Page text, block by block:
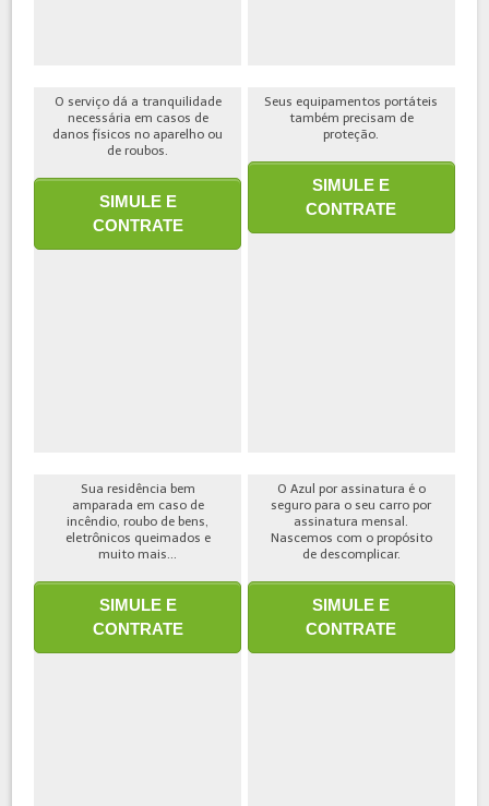
O serviço dá a tranquilidade
necessária em casos de
danos físicos no aparelho ou
de roubos.
SIMULE E
CONTRATE
Seus equipamentos portáteis
também precisam de
proteção.
SIMULE E
CONTRATE
Sua residência bem
amparada em caso de
incêndio, roubo de bens,
eletrônicos queimados e
muito mais...
SIMULE E
CONTRATE
O Azul por assinatura é o
seguro para o seu carro por
assinatura mensal.
Nascemos com o propósito
de descomplicar.
SIMULE E
CONTRATE